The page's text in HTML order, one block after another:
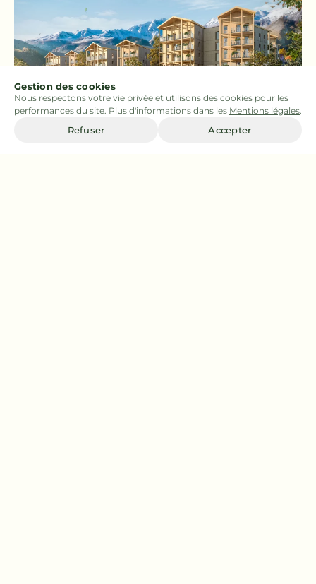
Gestion des cookies
Nous respectons votre vie privée et utilisons des cookies pour les
performances du site. Plus d'informations dans les Mentions légales.
Refuser Accepter